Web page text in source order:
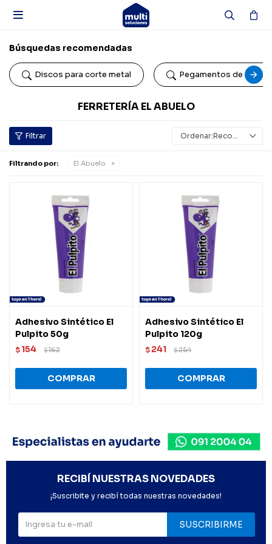

Búsquedas recomendadas
Discos para corte metal Pegamentos de
FERRETERÍA EL ABUELO
Recomendados
Filtrando por: El Abuelo
Adhesivo Sintético El
Pulpito 50g
$ 154 $162
Adhesivo Sintético El
Pulpito 120g
$ 241 $254
RECIBÍ NUESTRAS NOVEDADES
¡Suscribite y recibí todas nuestras novedades!
SUSCRIBIRME